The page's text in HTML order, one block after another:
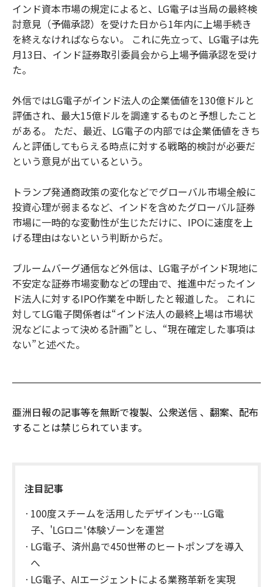
インド資本市場の規定によると、LG電子は当局の最終検
討意見（予備承認）を受けた日から1年内に上場手続き
を終えなければならない。 これに先立って、LG電子は先
月13日、インド証券取引委員会から上場予備承認を受け
た。
外信ではLG電子がインド法人の企業価値を130億ドルと
評価され、最大15億ドルを調達するものと予想したこと
がある。 ただ、最近、LG電子の内部では企業価値をきち
んと評価してもらえる時点に対する戦略的検討が必要だ
という意見が出ているという。
トランプ発通商政策の変化などでグローバル市場全般に
投資心理が弱まるなど、インドを含めたグローバル証券
市場に一時的な変動性が生じただけに、IPOに速度を上
げる理由はないという判断からだ。
ブルームバーグ通信など外信は、LG電子がインド現地に
不安定な証券市場変動などの理由で、推進中だったイン
ド法人に対するIPO作業を中断したと報道した。 これに
対してLG電子関係者は“インド法人の最終上場は市場状
況などによって決める計画”とし、“現在確定した事項は
ない”と述べた。
亜洲日報の記事等を無断で複製、公衆送信 、翻案、配布
することは禁じられています。
注目記事
100度スチームを活用したデザインも…LG電
子、'LGロニ'体験ゾーンを運営
LG電子、済州島で450世帯のヒートポンプを導入
へ
LG電子、AIエージェントによる業務革新を実現